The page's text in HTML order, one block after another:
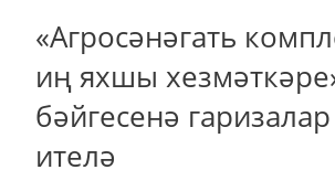
«Агросәнәгать
иң яхшы
бәйгесенә
ителә